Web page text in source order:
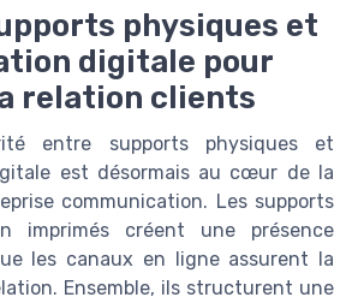
physiques et
digitale pour
relation clients
entre supports physiques et
est désormais au cœur de la
communication. Les supports
imprimés créent une présence
les canaux en ligne assurent la
Ensemble, ils structurent une